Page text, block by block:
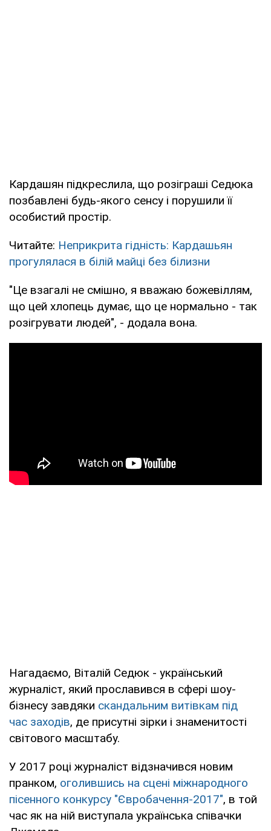
Кардашян підкреслила, що розіграші Седюка
позбавлені будь-якого сенсу і порушили її
особистий простір.
Читайте: Неприкрита гідність: Кардашьян
прогулялася в білій майці без білизни
"Це взагалі не смішно, я вважаю божевіллям,
що цей хлопець думає, що це нормально - так
розігрувати людей", - додала вона.
Нагадаємо, Віталій Седюк - український
журналіст, який прославився в сфері шоу-
бізнесу завдяки скандальним витівкам під
час заходів, де присутні зірки і знаменитості
світового масштабу.
У 2017 році журналіст відзначився новим
пранком, оголившись на сцені міжнародного
пісенного конкурсу "Євробачення-2017", в той
час як на ній виступала українська співачки